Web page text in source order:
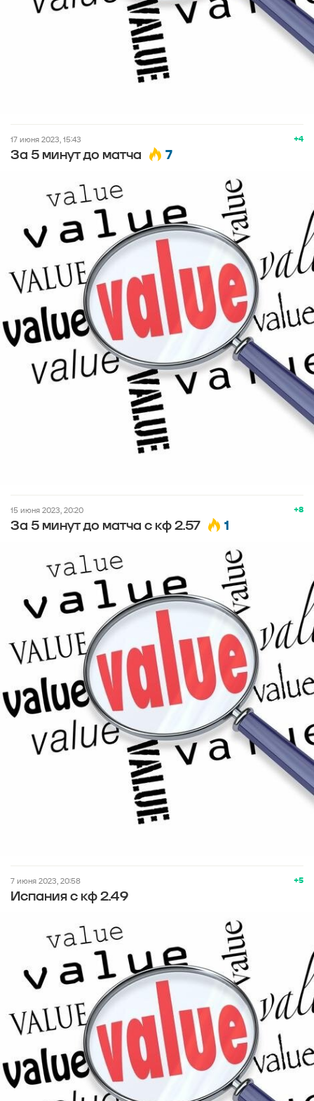
+4
17 июня 2023, 15:43
За 5 минут до матча 7
+8
15 июня 2023, 20:20
За 5 минут до матча с кф 2.57 1
+5
7 июня 2023, 20:58
Испания с кф 2.49